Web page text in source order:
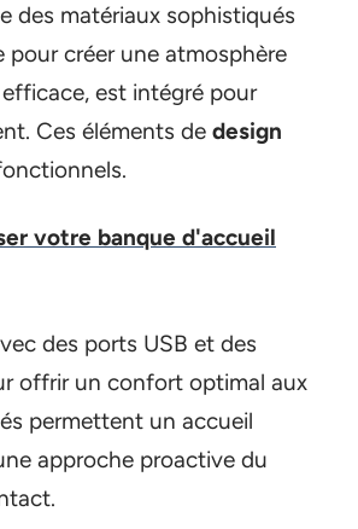
des matériaux sophistiqués
pour créer une atmosphère
est intégré pour
Ces éléments de design
votre banque d'accueil
des ports USB et des
offrir un confort optimal aux
permettent un accueil
approche proactive du